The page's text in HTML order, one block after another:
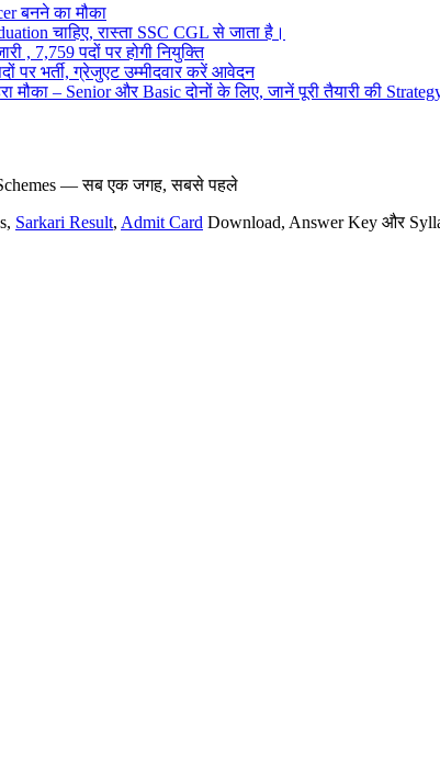
बनने का मौका
चाहिए, रास्ता SSC CGL से जाता है।
, 7,759 पदों पर होगी नियुक्ति
पर भर्ती, ग्रेजुएट उम्मीदवार करें आवेदन
– Senior और Basic दोनों के लिए, जानें पूरी तैयारी की
Schemes — सब एक जगह, सबसे पहले
Sarkari Result, Admit Card Download, Answer Key और